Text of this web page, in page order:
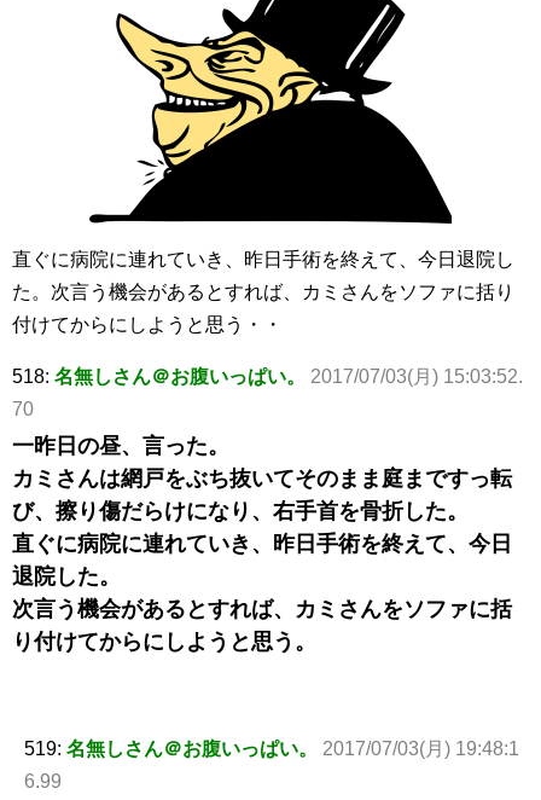
直ぐに病院に連れていき、昨日手術を終えて、今日退院し
た。次言う機会があるとすれば、カミさんをソファに括り
付けてからにしようと思う・・
518: 名無しさん＠お腹いっぱい。
2017/07/03(月) 15:03:52.
70
一昨日の昼、言った。
カミさんは網戸をぶち抜いてそのまま庭まですっ転
び、擦り傷だらけになり、右手首を骨折した。
直ぐに病院に連れていき、昨日手術を終えて、今日
退院した。
次言う機会があるとすれば、カミさんをソファに括
り付けてからにしようと思う。
519: 名無しさん＠お腹いっぱい。
2017/07/03(月) 19:48:1
6.99